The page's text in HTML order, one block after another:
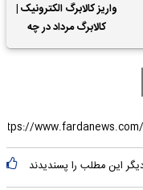
واریز کالابرگ الکترونیک |
کالابرگ مرداد در چه
تاریخی واریز خواهد شد؟
این مطلب را پسندیدند